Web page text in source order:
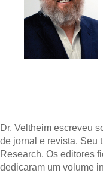
Dr. Veltheim escreveu
de jornal e revista. Seu
Research. Os editores
dedicaram um volume